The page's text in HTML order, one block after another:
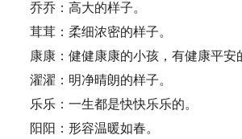
乔乔：高大的样子。
茸茸：柔细浓密的样子。
康康：健健康康的小孩，有健康平安
濯濯：明净晴朗的样子。
乐乐：一生都是快快乐乐的。
阳阳：形容温暖如春。